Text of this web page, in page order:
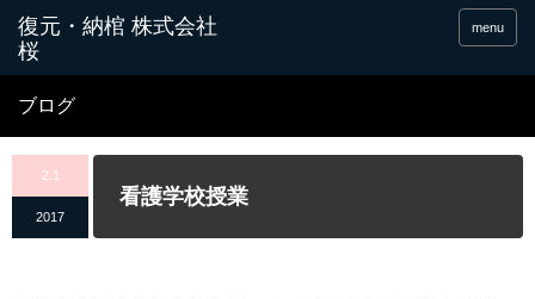
menu
ブログ
2.1
2017
看護学校授業